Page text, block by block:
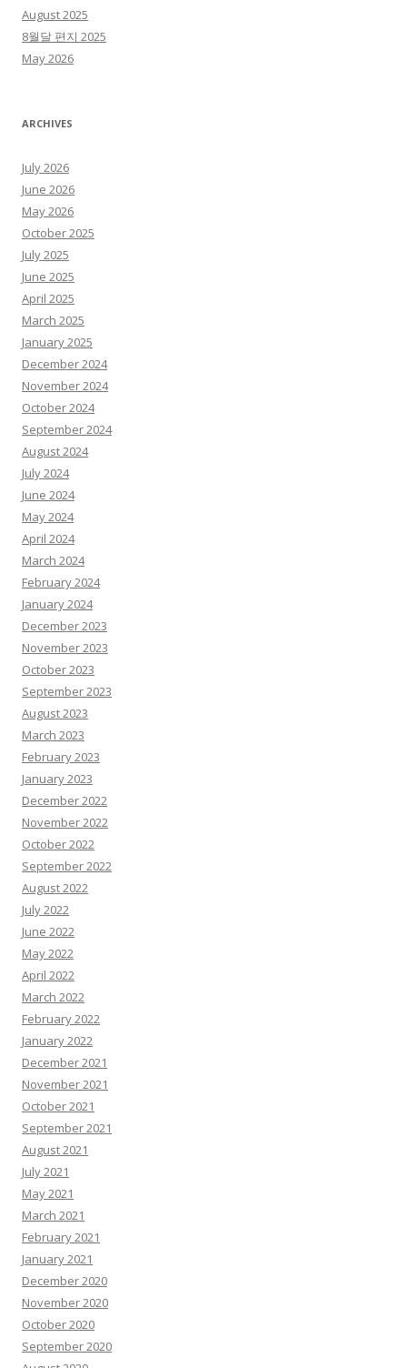
August 2025
8월달 편지 2025
May 2026
ARCHIVES
July 2026
June 2026
May 2026
October 2025
July 2025
June 2025
April 2025
March 2025
January 2025
December 2024
November 2024
October 2024
September 2024
August 2024
July 2024
June 2024
May 2024
April 2024
March 2024
February 2024
January 2024
December 2023
November 2023
October 2023
September 2023
August 2023
March 2023
February 2023
January 2023
December 2022
November 2022
October 2022
September 2022
August 2022
July 2022
June 2022
May 2022
April 2022
March 2022
February 2022
January 2022
December 2021
November 2021
October 2021
September 2021
August 2021
July 2021
May 2021
March 2021
February 2021
January 2021
December 2020
November 2020
October 2020
September 2020